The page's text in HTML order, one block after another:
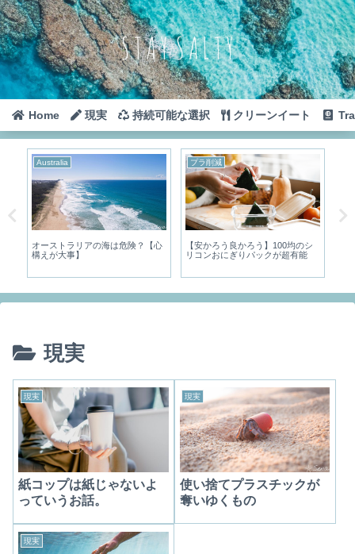
Home 現実 持続可能な選択 クリーンイート
Australia
オーストラリアの海は危険？【心
構えが大事】
プラ削減
【安かろう良かろう】100均のシ
リコンおにぎりパックが超有能
現実
現実
紙コップは紙じゃないよ
っていうお話。
現実
使い捨てプラスチックが
奪いゆくもの
現実